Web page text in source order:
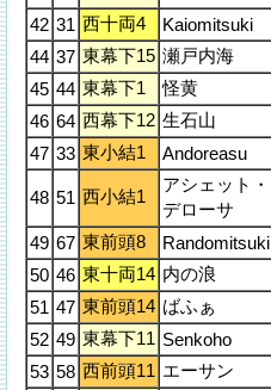
42 31 西十両4 Kaiomitsuki
44 37 東幕下15 瀬戸内海
45 44 東幕下1 怪黄
46 64 西幕下12 生石山
47 33 東小結1 Andoreasu
48 51 西小結1
アシェット・
デローサ
49 67 東前頭8 Randomitsuki
50 46 東十両14 内の浪
51 47 東前頭14 ばふぁ
52 49 東幕下11 Senkoho
53 58 西前頭11 エーサン